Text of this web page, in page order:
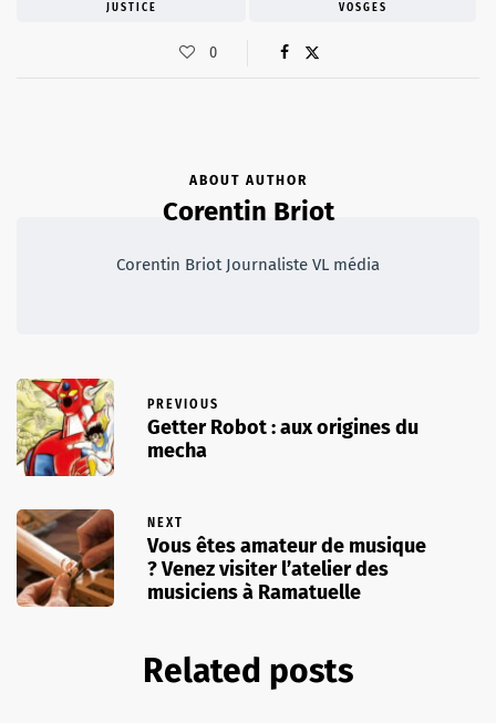
JUSTICE VOSGES
0
ABOUT AUTHOR
Corentin Briot
Corentin Briot Journaliste VL média
PREVIOUS
Getter Robot : aux origines du
mecha
NEXT
Vous êtes amateur de musique
? Venez visiter l’atelier des
musiciens à Ramatuelle
Related posts